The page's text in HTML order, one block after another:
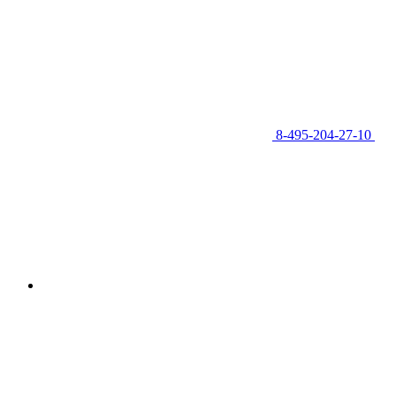
8-495-204-27-10